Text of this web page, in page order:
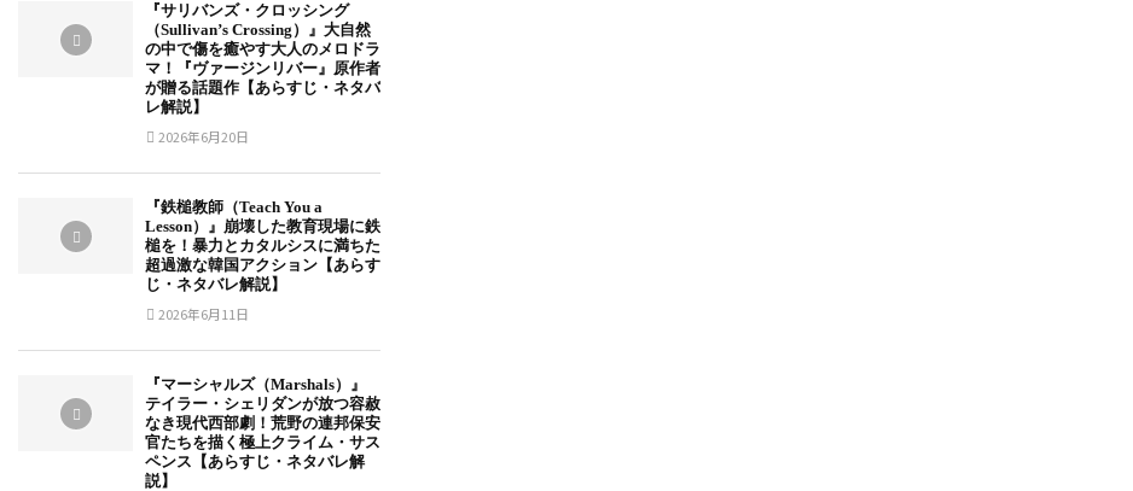
『サリバンズ・クロッシング
（Sullivan’s Crossing）』大自然
の中で傷を癒やす大人のメロドラ
マ！『ヴァージンリバー』原作者
が贈る話題作【あらすじ・ネタバ
レ解説】
2026年6月20日
『鉄槌教師（Teach You a
Lesson）』崩壊した教育現場に鉄
槌を！暴力とカタルシスに満ちた
超過激な韓国アクション【あらす
じ・ネタバレ解説】
2026年6月11日
『マーシャルズ（Marshals）』
テイラー・シェリダンが放つ容赦
なき現代西部劇！荒野の連邦保安
官たちを描く極上クライム・サス
ペンス【あらすじ・ネタバレ解
説】